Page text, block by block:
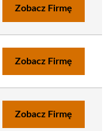
Zobacz Firmę
Zobacz Firmę
Zobacz Firmę